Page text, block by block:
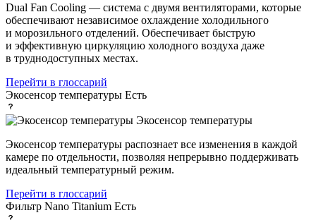
Dual Fan Cooling — система с двумя вентиляторами, которые
обеспечивают независимое охлаждение холодильного
и морозильного отделений. Обеспечивает быструю
и эффективную циркуляцию холодного воздуха даже
в труднодоступных местах.
Перейти в глоссарий
Экосенсор температуры Есть
Экосенсор температуры
Экосенсор температуры распознает все изменения в каждой
камере по отдельности, позволяя непрерывно поддерживать
идеальный температурный режим.
Перейти в глоссарий
Фильтр Nano Titanium Есть